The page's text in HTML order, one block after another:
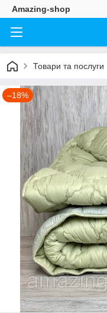
Amazing-shop
Товари та послуги
–18%